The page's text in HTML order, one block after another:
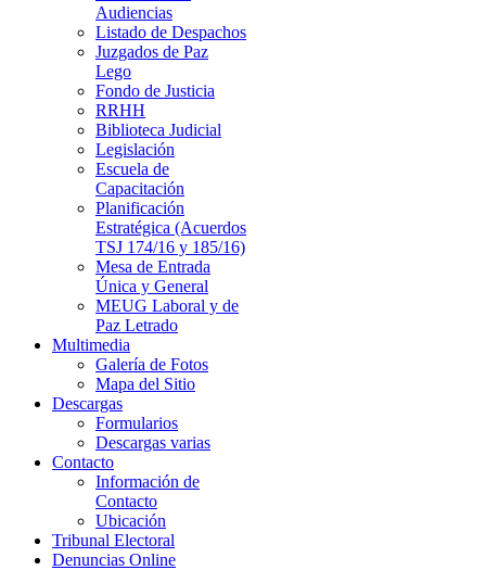
Audiencias
Listado de Despachos
Juzgados de Paz
Lego
Fondo de Justicia
RRHH
Biblioteca Judicial
Legislación
Escuela de
Capacitación
Planificación
Estratégica (Acuerdos
TSJ 174/16 y 185/16)
Mesa de Entrada
Única y General
MEUG Laboral y de
Paz Letrado
Multimedia
Galería de Fotos
Mapa del Sitio
Descargas
Formularios
Descargas varias
Contacto
Información de
Contacto
Ubicación
Tribunal Electoral
Denuncias Online